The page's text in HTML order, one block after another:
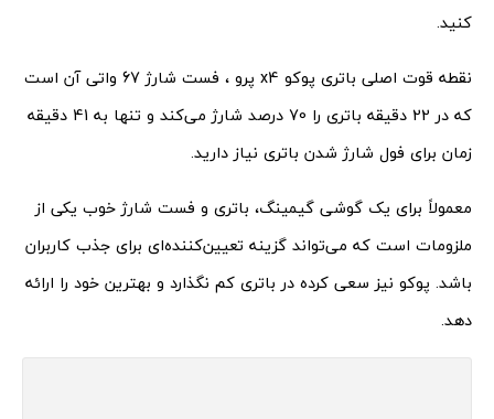
کنید.
نقطه قوت اصلی باتری پوکو x4 پرو ، فست شارژ 67 واتی آن است
که در 22 دقیقه باتری را 70 درصد شارژ می‌کند و تنها به 41 دقیقه
زمان برای فول شارژ شدن باتری نیاز دارید.
معمولاً برای یک گوشی گیمینگ، باتری و فست شارژ خوب یکی از
ملزومات است که می‌تواند گزینه تعیین‌کننده‌ای برای جذب کاربران
باشد. پوکو نیز سعی کرده در باتری کم نگذارد و بهترین خود را ارائه
دهد.